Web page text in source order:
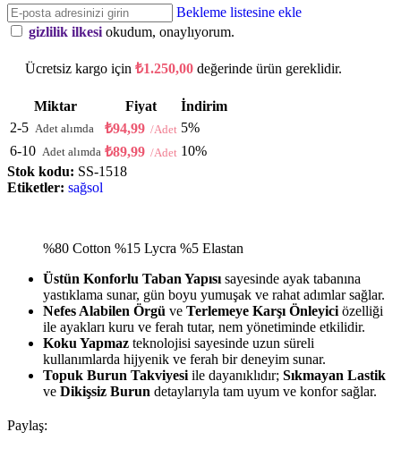
Bekleme listesine ekle
gizlilik ilkesi okudum, onaylıyorum.
Ücretsiz kargo için ₺1.250,00 değerinde ürün gereklidir.
Miktar Fiyat
İndirim
2-5
₺94,99
5%
6-10
₺89,99
10%
Stok kodu: SS-1518
Etiketler: sağsol
%80 Cotton %15 Lycra %5 Elastan
Üstün Konforlu Taban Yapısı sayesinde ayak tabanına
yastıklama sunar, gün boyu yumuşak ve rahat adımlar sağlar.
Nefes Alabilen Örgü ve Terlemeye Karşı Önleyici özelliği
ile ayakları kuru ve ferah tutar, nem yönetiminde etkilidir.
Koku Yapmaz teknolojisi sayesinde uzun süreli
kullanımlarda hijyenik ve ferah bir deneyim sunar.
Topuk Burun Takviyesi ile dayanıklıdır; Sıkmayan Lastik
ve Dikişsiz Burun detaylarıyla tam uyum ve konfor sağlar.
Paylaş: